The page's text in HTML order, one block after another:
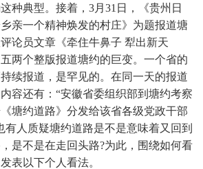
种典型。接着，3月31日，《贵州日
亲一个精神焕发的村庄》为题报道塘
论员文章《牵住牛鼻子 犁出新天
两个整版报道塘约的巨变。一个省的
续报道，是罕见的。在同一天的报道
容还有：“安徽省委组织部到塘约考察
塘约道路》分发给该省各级党政干部
有人质疑塘约道路是不是意味着又回到
是不是在走回头路?为此，围绕如何看
表以下个人看法。